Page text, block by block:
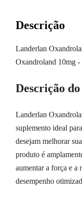
Descrição
Landerlan
Oxandroland 10mg
Descrição
Landerlan
suplemento ideal
desejam melhorar
produto é
aumentar a força e a
desempenho